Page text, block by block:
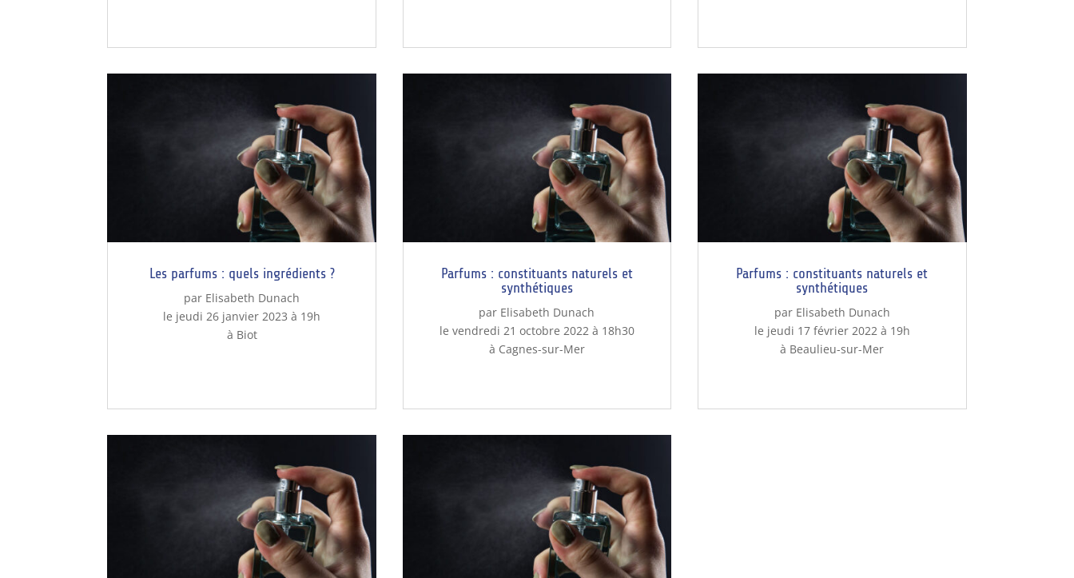
Les parfums : quels ingrédients ?
par Elisabeth Dunach
le jeudi 26 janvier 2023 à 19h
à Biot
Parfums : constituants naturels et
synthétiques
par Elisabeth Dunach
le vendredi 21 octobre 2022 à 18h30
à Cagnes-sur-Mer
Parfums : constituants naturels et
synthétiques
par Elisabeth Dunach
le jeudi 17 février 2022 à 19h
à Beaulieu-sur-Mer